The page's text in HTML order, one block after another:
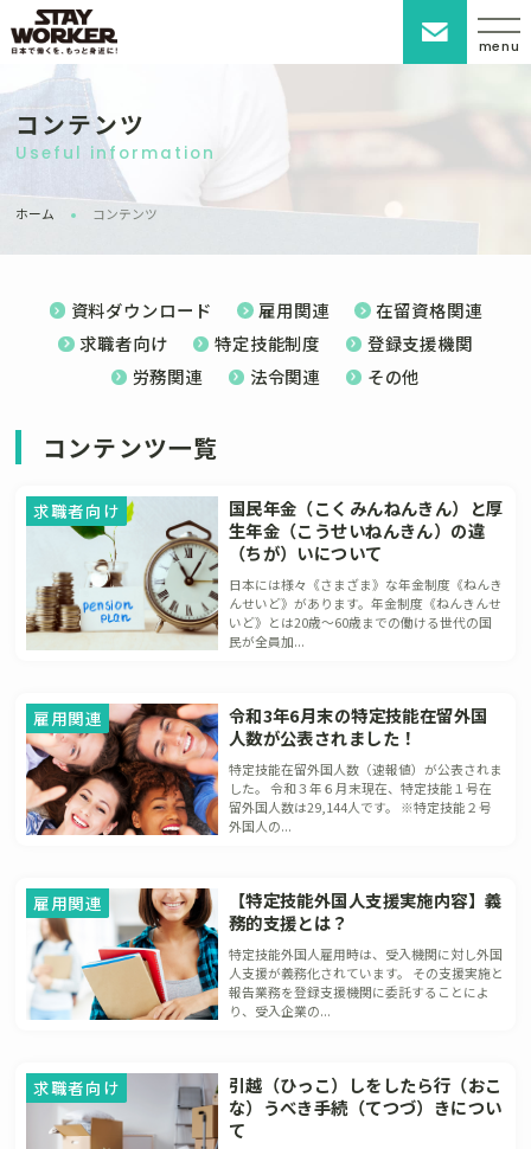
menu
コンテンツ
Useful information
ホーム コンテンツ
資料ダウンロード 雇用関連
在留資格関連
求職者向け
特定技能制度
登録支援機関
労務関連
法令関連 その他
コンテンツ一覧
求職者向け
国民年金（こくみんねんきん）と厚
生年金（こうせいねんきん）の違
（ちが）いについて
日本には様々《さまざま》な年金制度《ねんき
んせいど》があります。年金制度《ねんきんせ
いど》とは20歳～60歳までの働ける世代の国
民が全員加...
雇用関連
令和3年6月末の特定技能在留外国
人数が公表されました！
特定技能在留外国人数（速報値）が公表されま
した。 令和３年６月末現在、特定技能１号在
留外国人数は29,144人です。 ※特定技能２号
外国人の...
雇用関連
【特定技能外国人支援実施内容】義
務的支援とは？
特定技能外国人雇用時は、受入機関に対し外国
人支援が義務化されています。 その支援実施と
報告業務を登録支援機関に委託することによ
り、受入企業の...
求職者向け
引越（ひっこ）しをしたら行（おこ
な）うべき手続（てつづ）きについ
て